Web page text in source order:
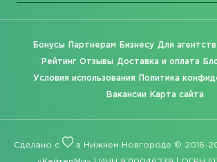
Бонусы Партнерам Бизнесу Для агентств
Рейтинг Отзывы Доставка и оплата
Условия использования Политика
Вакансии Карта сайта
Сделано с в Нижнем Новгороде © 2016-